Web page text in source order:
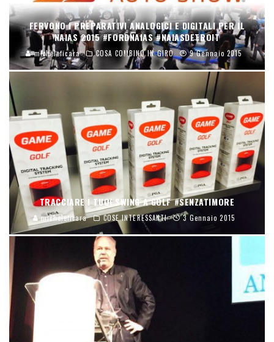
FERVONO I PREPARATIVI ANALOGICI E DIGITALI PER IL
NAIAS 2015 #FORDNAIAS #NAIASDETROIT
micheleficara COSA COMBINO IN GIRO 9 Gennaio 2015
TRACCIARE I TUOI SWING A GOLF #SENZATIMORE
micheleficara COSE INTERESSANTI 3 Gennaio 2015